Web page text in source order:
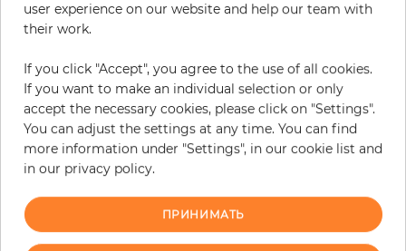
58,00 € за рулон
19% НДС включительно + Доставка
Цена за м² - 10,89 €
Do you need glue?
− +
user experience on our website and help our team with
their work.
If you click "Accept", you agree to the use of all cookies.
If you want to make an individual selection or only
accept the necessary cookies, please click on "Settings".
You can adjust the settings at any time. You can find
more information under "Settings", in our cookie list and
in our privacy policy.
ПРИНИМАТЬ